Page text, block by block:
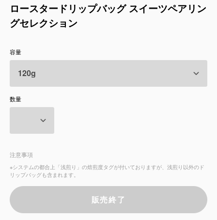
卸販売
コーヒーのサブスク
サービス
お知らせ
店舗情報
ロースタードリップバッグ スイーツペアリン
グセレクション
容量
数量
注意事項
※システムの都合上「浅煎り」の焙煎度タグが付いておりますが、浅煎り以外のド
リップバッグも含まれます。
販売終了